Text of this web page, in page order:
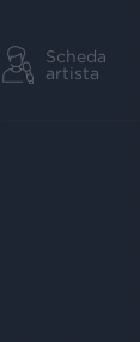
Scheda
artista